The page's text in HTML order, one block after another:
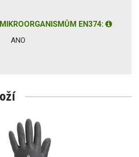
EN374:
ANO